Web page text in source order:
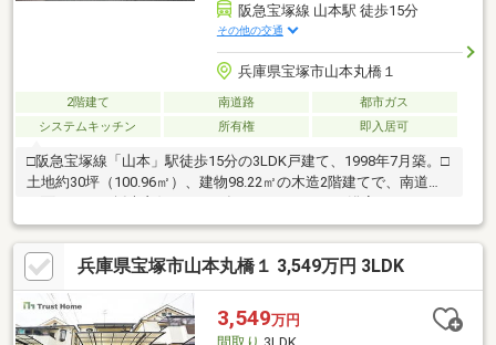
阪急宝塚線 山本駅 徒歩15分
その他の交通
兵庫県宝塚市山本丸橋１
2階建て 南道路
都市ガス
システムキッチン
所有権 即入居可
□阪急宝塚線「山本」駅徒歩15分の3LDK戸建て、1998年7月築。□
土地約30坪（100.96㎡）、建物98.22㎡の木造2階建てで、南道路
新調を含むリフォーム実施済、現況は空き家です。□長尾南小学
校まで徒歩7分、関西スーパー 荒牧店は徒歩8分、パティスリー
「アンテ・プリマ」も徒歩9分□教育施設や買物施設が揃った暮ら
し。□南向き道路・敷地のゆとり・駅徒歩圏という要素が揃って
おり、家族でのびのび過ごせる住まいに
兵庫県宝塚市山本丸橋１ 3,549万円 3LDK
3,549万円